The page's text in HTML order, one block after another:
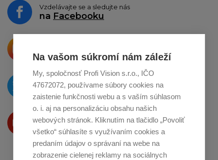
Na vašom súkromí nám záleží
My, spoločnosť Profi Vision s.r.o., IČO
47672072, používame súbory cookies na
zaistenie funkčnosti webu a s vaším súhlasom
o. i. aj na personalizáciu obsahu našich
webových stránok. Kliknutím na tlačidlo „Povoliť
všetko“ súhlasíte s využívaním cookies a
predaním údajov o správaní na webe na
zobrazenie cielenej reklamy na sociálnych
Vzdelávajte se a sledujte nás
na Facebooku
o zdieľanie naInstagrame
O novinkách píšeme
naTwitteri
Produkty Vám predstavujeme
na Youtube